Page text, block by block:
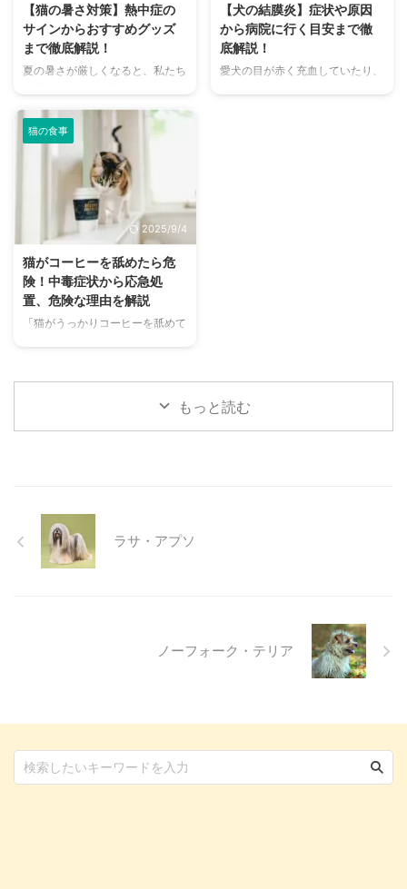
は、大阪府内にある人気のドッグ
ランを厳選し、料金、広さ、利用
条件、設備など、気になる情報を
網羅的に解説します。 さらに、
や、初心者でも安心して利用する
ための ...
鳴き声からわかるストレスや病気
のサイン、チンチラが鳴く理由を
理解して良好な関係を築くための
ヒントもご紹介します。 この記
【猫の暑さ対策】熱中症の
サインからおすすめグッズ
まで徹底解説！
夏の暑さが厳しくなると、私たち
になりますよね。特に猫は汗腺が
少なく、人間のように汗をかいて
体温を調節することが苦手なた
め、熱中症になりやすい動物で
す。 この記事では、猫の熱中症
の初期サインから、エアコンを使
わずにできる効果的な暑さ対策、
快適に過ごせるひんやりグッズの
さらに、留守番中の注意点や、猫
が本当に喜ぶ暑さ対策について、
当メディアの編集部が実際に試し
た体験談もご紹介します。この記
る ...
【犬の結膜炎】症状や原因
から病院に行く目安まで徹
底解説！
愛犬の目が赤く充血していたり、
...
猫の食事
2025/9/4
猫がコーヒーを舐めたら危
険！中毒症状から応急処
置、危険な理由を解説
「猫がうっかりコーヒーを舐めて
み物であるコーヒーには、猫にと
って非常に危険な成分であるカフ
がコーヒーを誤飲してしまった際
に現れる症状や、すぐに取るべき
応急処置、そして日頃からできる
もっと読む
ラサ・アプソ
ノーフォーク・テリア